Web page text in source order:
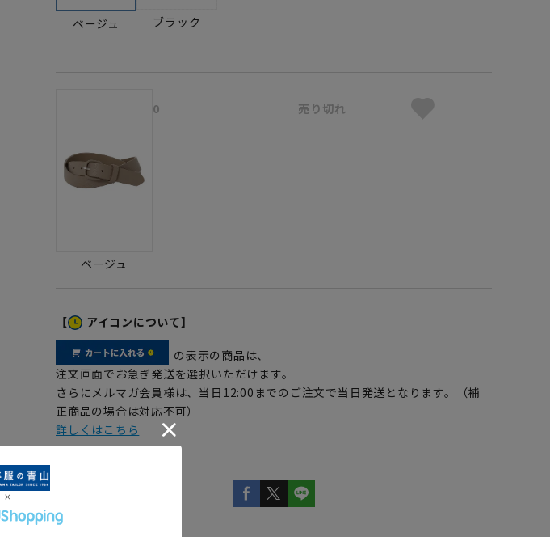
ベージュ ブラック
ベージュ
0 売り切れ
【 アイコンについて】
の表示の商品は、
注文画面でお急ぎ発送を選択いただけます。
さらにメルマガ会員様は、当日12:00までのご注文で当日発送となります。（補
正商品の場合は対応不可）
詳しくはこちら